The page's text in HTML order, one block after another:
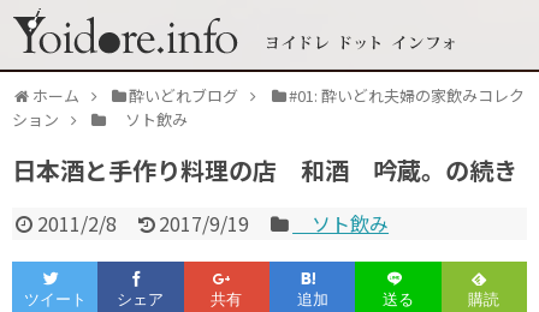
ホーム 酔いどれブログ
#01: 酔いどれ夫婦の家飲みコレク
ション
ソト飲み
日本酒と手作り料理の店 和酒 吟蔵。の続き
2011/2/8 2017/9/19 ソト飲み